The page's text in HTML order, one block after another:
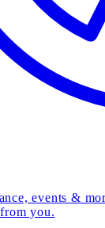
events &
you.